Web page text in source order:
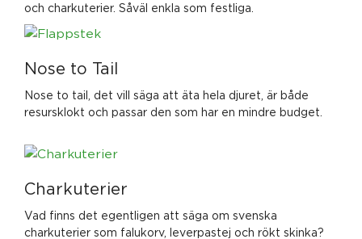
och charkuterier. Såväl enkla som festliga.
Nose to Tail
Nose to tail, det vill säga att äta hela djuret, är både
resursklokt och passar den som har en mindre budget.
Charkuterier
Vad finns det egentligen att säga om svenska
charkuterier som falukorv, leverpastej och rökt skinka?